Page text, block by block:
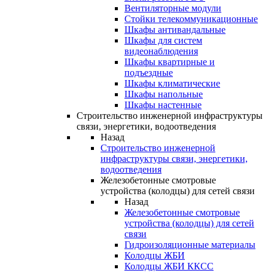
Вентиляторные модули
Стойки телекоммуникационные
Шкафы антивандальные
Шкафы для систем
видеонаблюдения
Шкафы квартирные и
подъездные
Шкафы климатические
Шкафы напольные
Шкафы настенные
Строительство инженерной инфраструктуры
связи, энергетики, водоотведения
Назад
Строительство инженерной
инфраструктуры связи, энергетики,
водоотведения
Железобетонные смотровые
устройства (колодцы) для сетей связи
Назад
Железобетонные смотровые
устройства (колодцы) для сетей
связи
Гидроизоляционные материалы
Колодцы ЖБИ
Колодцы ЖБИ ККСС